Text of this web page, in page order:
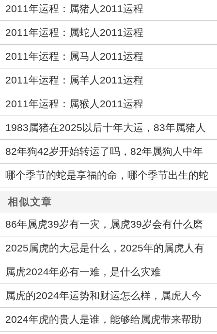
2011年运程：属猪人2011运程
2011年运程：属蛇人2011运程
2011年运程：属马人2011运程
2011年运程：属羊人2011运程
2011年运程：属猴人2011运程
1983属猪在2025以后十年大运，83年属猪人
未来十年运气
82年狗42岁开始转运了吗，82年属狗人中年
运势走向如何
哪个季节的蛇是享福的命，哪个季节出生的蛇
最好命
相似文章
86年属虎39岁有一灾，属虎39岁会有什么磨
难
2025属虎的大忌是什么，2025年的属虎人有
什么忌讳
属虎2024年必有一难，是什么灾难
属虎的2024年运势和财运怎么样，属虎人今
年综合运势如何
2024年虎的贵人是谁，能够给属虎带来帮助